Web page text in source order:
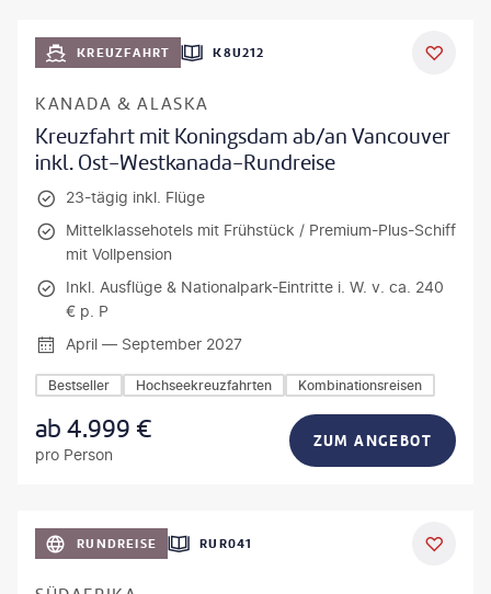
KREUZFAHRT K8U212
KANADA & ALASKA
Kreuzfahrt mit Koningsdam ab/an Vancouver
inkl. Ost-Westkanada-Rundreise
23-tägig inkl. Flüge
Mittelklassehotels mit Frühstück / Premium-Plus-Schiff
mit Vollpension
Inkl. Ausflüge & Nationalpark-Eintritte i. W. v. ca. 240
€ p. P
April — September 2027
Bestseller Hochseekreuzfahrten Kombinationsreisen
ab4.999 €
pro Person
ZUM ANGEBOT
DEAL
RUNDREISE RUR041